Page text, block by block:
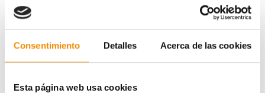
Consentimiento Detalles Acerca de las cookies
Esta página web usa cookies